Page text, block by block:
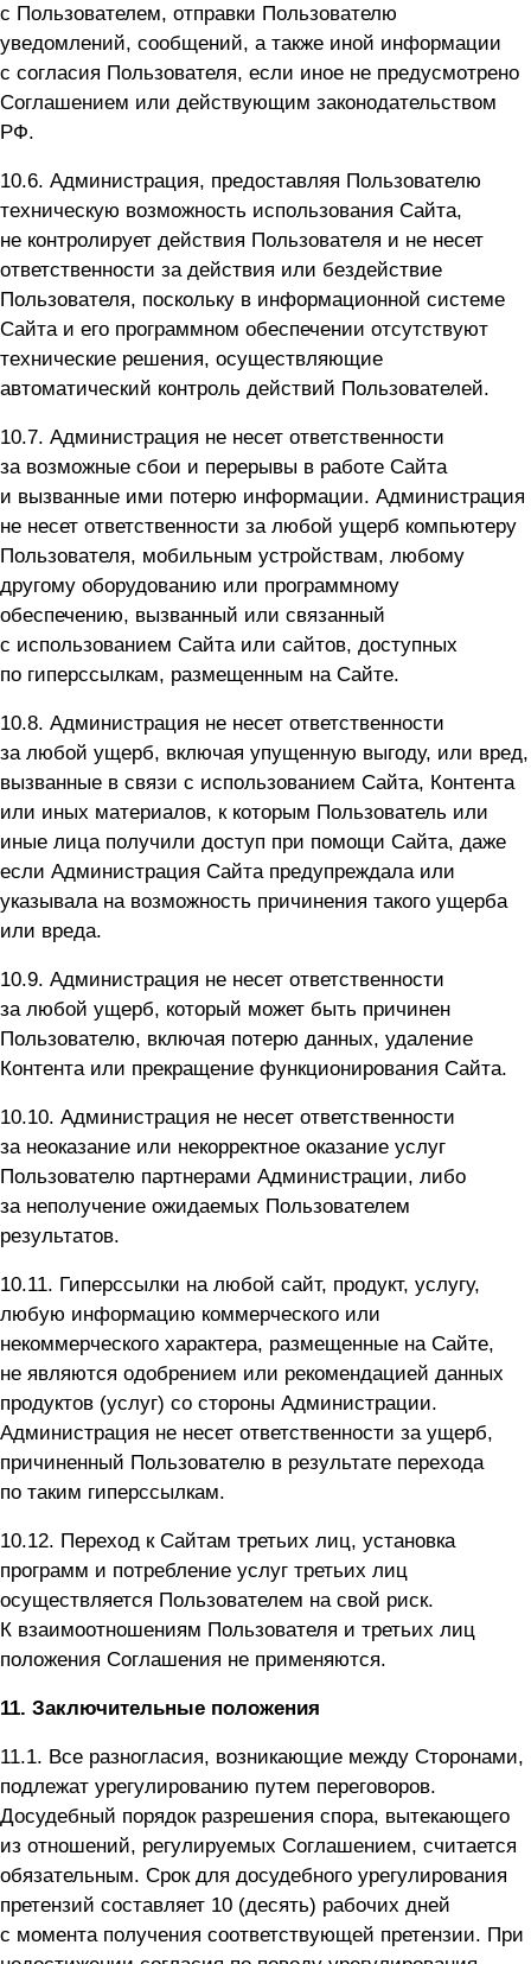
с Пользователем, отправки Пользователю
уведомлений, сообщений, а также иной информации
с согласия Пользователя, если иное не предусмотрено
Соглашением или действующим законодательством
РФ.
10.6. Администрация, предоставляя Пользователю
техническую возможность использования Сайта,
не контролирует действия Пользователя и не несет
ответственности за действия или бездействие
Пользователя, поскольку в информационной системе
Сайта и его программном обеспечении отсутствуют
технические решения, осуществляющие
автоматический контроль действий Пользователей.
10.7. Администрация не несет ответственности
за возможные сбои и перерывы в работе Сайта
и вызванные ими потерю информации. Администрация
не несет ответственности за любой ущерб компьютеру
Пользователя, мобильным устройствам, любому
другому оборудованию или программному
обеспечению, вызванный или связанный
с использованием Сайта или сайтов, доступных
по гиперссылкам, размещенным на Сайте.
10.8. Администрация не несет ответственности
за любой ущерб, включая упущенную выгоду, или вред,
вызванные в связи с использованием Сайта, Контента
или иных материалов, к которым Пользователь или
иные лица получили доступ при помощи Сайта, даже
если Администрация Сайта предупреждала или
указывала на возможность причинения такого ущерба
или вреда.
10.9. Администрация не несет ответственности
за любой ущерб, который может быть причинен
Пользователю, включая потерю данных, удаление
Контента или прекращение функционирования Сайта.
10.10. Администрация не несет ответственности
за неоказание или некорректное оказание услуг
Пользователю партнерами Администрации, либо
за неполучение ожидаемых Пользователем
результатов.
10.11. Гиперссылки на любой сайт, продукт, услугу,
любую информацию коммерческого или
некоммерческого характера, размещенные на Сайте,
не являются одобрением или рекомендацией данных
продуктов (услуг) со стороны Администрации.
Администрация не несет ответственности за ущерб,
причиненный Пользователю в результате перехода
по таким гиперссылкам.
10.12. Переход к Сайтам третьих лиц, установка
программ и потребление услуг третьих лиц
осуществляется Пользователем на свой риск.
К взаимоотношениям Пользователя и третьих лиц
положения Соглашения не применяются.
11. Заключительные положения
11.1. Все разногласия, возникающие между Сторонами,
подлежат урегулированию путем переговоров.
Досудебный порядок разрешения спора, вытекающего
из отношений, регулируемых Соглашением, считается
обязательным. Срок для досудебного урегулирования
претензий составляет 10 (десять) рабочих дней
с момента получения соответствующей претензии. При